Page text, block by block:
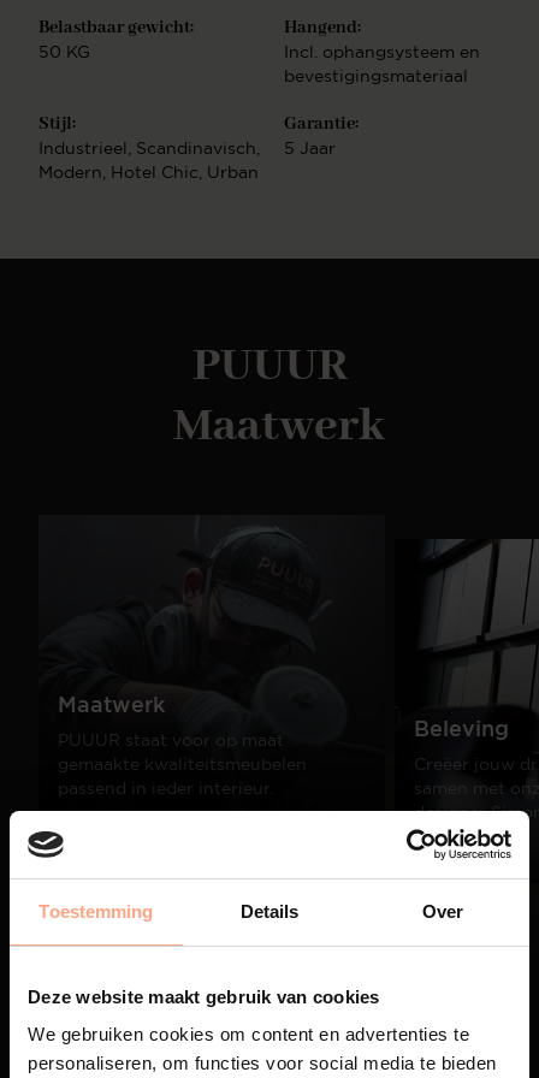
Toestemming Details Over
Deze website maakt gebruik van cookies
We gebruiken cookies om content en advertenties te
personaliseren, om functies voor social media te bieden
Meubelen hebben wij ook andere meubelen in onze
collectie. Zo hebben wij ook bijvoorbeeld
Salontafels tv-meubelen, losse
geheel naar wens zelf samen te stellen. Combineer
meerdere soorten meubels uit dezelfde serie en
creëer een mooi geheel of kies voor meerdere
Belastbaar gewicht:
50 KG
Hangend:
Incl. ophangsysteem en
bevestigingsmateriaal
Stijl:
Industrieel , Scandinavisch
Modern , Hotel Chic , Urban
Garantie:
5 Jaar
PUUUR
Maatwerk
Maatwerk
PUUUR staat voor op maat
gemaakte kwaliteitsmeubelen
passend in ieder interieur.
Beleving
Creëer jouw
samen met
designer
Lees meer